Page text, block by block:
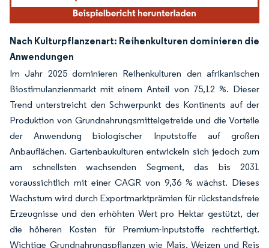
Nach Kulturpflanzenart: Reihenkulturen dominieren die
Anwendungen
Im Jahr 2025 dominieren Reihenkulturen den afrikanischen
Biostimulanzienmarkt mit einem Anteil von 75,12 %. Dieser
Trend unterstreicht den Schwerpunkt des Kontinents auf der
Produktion von Grundnahrungsmittelgetreide und die Vorteile
der Anwendung biologischer Inputstoffe auf großen
Anbauflächen. Gartenbaukulturen entwickeln sich jedoch zum
am schnellsten wachsenden Segment, das bis 2031
voraussichtlich mit einer CAGR von 9,36 % wächst. Dieses
Wachstum wird durch Exportmarktprämien für rückstandsfreie
Erzeugnisse und den erhöhten Wert pro Hektar gestützt, der
die höheren Kosten für Premium-Inputstoffe rechtfertigt.
Wichtige Grundnahrungspflanzen wie Mais, Weizen und Reis